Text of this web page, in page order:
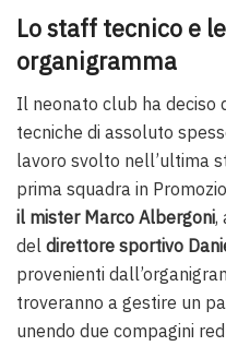
Lo staff tecnico e
organigramma
Il neonato club ha deciso
tecniche di assoluto
lavoro svolto nell’ultima
prima squadra in
il mister Marco Albergoni,
del direttore sportivo
provenienti
troveranno a gestire un
unendo due compagini